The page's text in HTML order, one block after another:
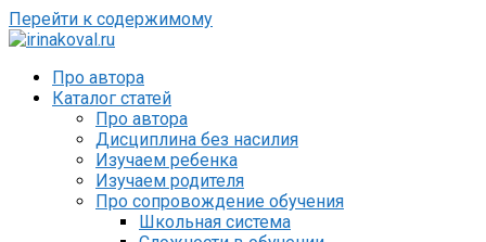
Перейти к содержимому
Про автора
Каталог статей
Про автора
Дисциплина без насилия
Изучаем ребенка
Изучаем родителя
Про сопровождение обучения
Школьная система